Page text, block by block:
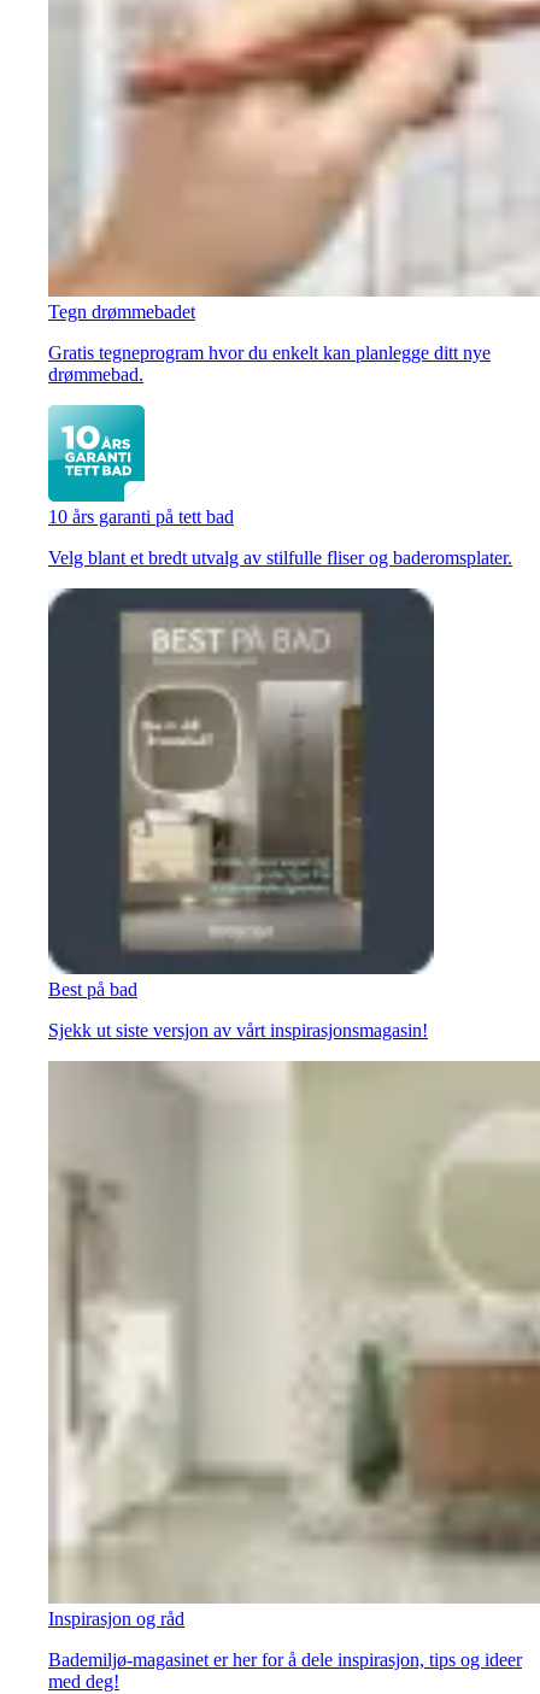
Tegn drømmebadet
Gratis tegneprogram hvor du enkelt kan planlegge ditt nye
drømmebad.
10 års garanti på tett bad
Velg blant et bredt utvalg av stilfulle fliser og baderomsplater.
Best på bad
Sjekk ut siste versjon av vårt inspirasjonsmagasin!
Inspirasjon og råd
Bademiljø-magasinet er her for å dele inspirasjon, tips og ideer
med deg!